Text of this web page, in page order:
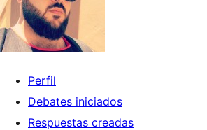
Perfil
Debates iniciados
Respuestas creadas